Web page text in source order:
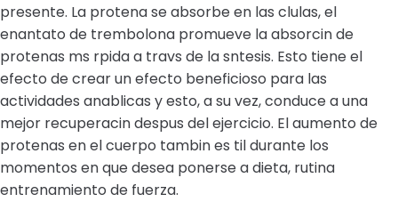
presente. La protena se absorbe en las clulas, el
enantato de trembolona promueve la absorcin de
protenas ms rpida a travs de la sntesis. Esto tiene el
efecto de crear un efecto beneficioso para las
actividades anablicas y esto, a su vez, conduce a una
mejor recuperacin despus del ejercicio. El aumento de
protenas en el cuerpo tambin es til durante los
momentos en que desea ponerse a dieta, rutina
entrenamiento de fuerza.